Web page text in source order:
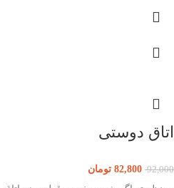
اتاق دوستی
92,000
82,800 تومان